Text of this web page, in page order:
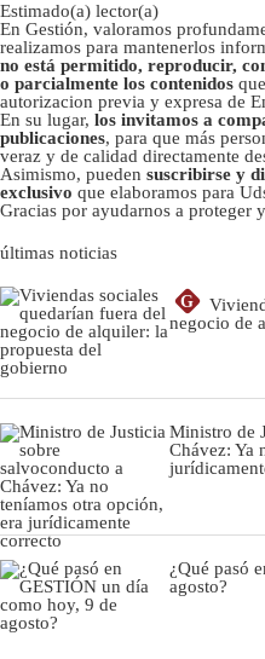
Estimado(a) lector(a)
En Gestión, valoramos
realizamos para mantenerlos
no está permitido, reproducir,
o parcialmente los contenidos
autorizacion previa y expresa de
En su lugar, los invitamos a
publicaciones, para que más
veraz y de calidad directamente
Asimismo, pueden suscribirse y
exclusivo que elaboramos para
Gracias por ayudarnos a proteger
últimas noticias
G
negocio de
Ministro de
Chávez: Ya
¿Qué pasó
agosto?